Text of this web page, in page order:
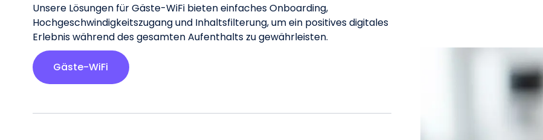
Unsere Lösungen für Gäste-WiFi bieten einfaches Onboarding,
Hochgeschwindigkeitszugang und Inhaltsfilterung, um ein positives digitales
Erlebnis während des gesamten Aufenthalts zu gewährleisten.
Gäste-WiFi